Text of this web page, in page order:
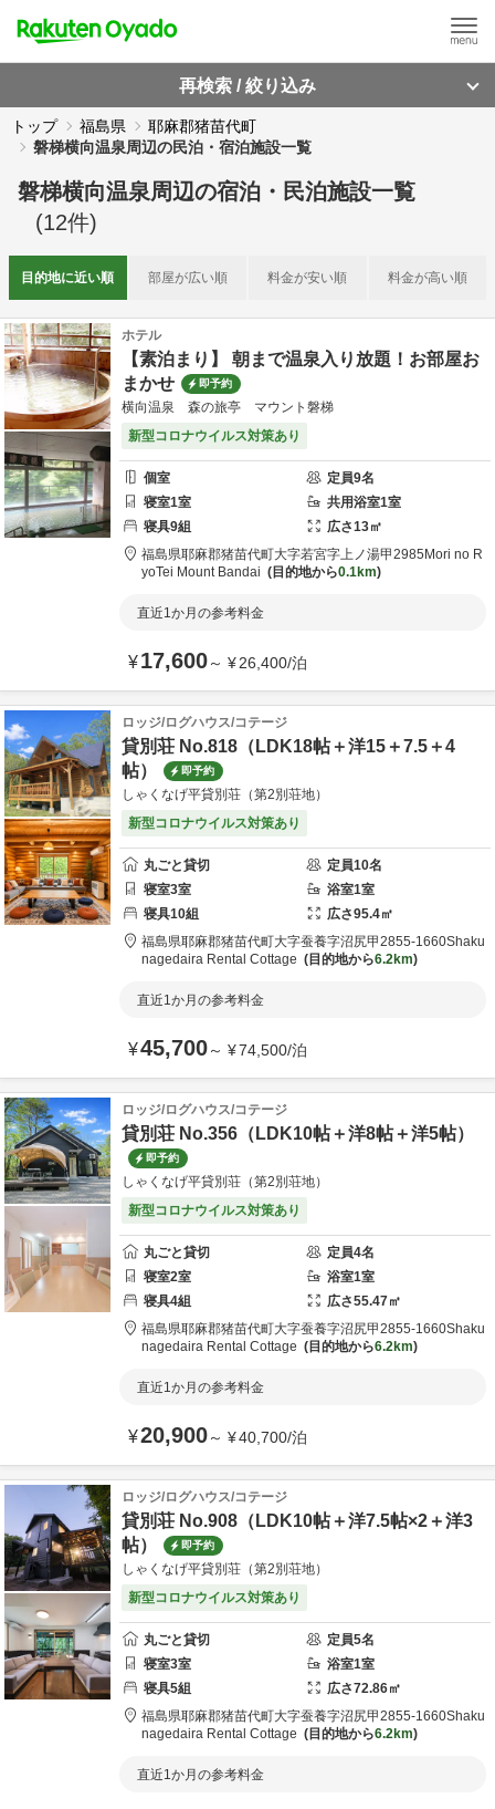
再検索 / 絞り込み
トップ 福島県
耶麻郡猪苗代町
磐梯横向温泉周辺の民泊・宿泊施設一覧
磐梯横向温泉周辺の宿泊・民泊施設一覧
(12件)
目的地に近い順 部屋が広い順 料金が安い順 料金が高い順
ホテル
【素泊まり】 朝まで温泉入り放題！お部屋お
まかせ
即予約
横向温泉 森の旅亭 マウント磐梯
新型コロナウイルス対策あり
個室 定員9名
寝室1室 共用浴室1室
寝具9組 広さ13㎡
福島県耶麻郡猪苗代町大字若宮字上ノ湯甲2985 Mori no R
yoTei Mount Bandai
目的地から0.1km
直近1か月の参考料金
¥17,600～ ¥26,400/泊
ロッジ/ログハウス/コテージ
貸別荘 No.818（LDK18帖＋洋15＋7.5＋4
帖）
即予約
しゃくなげ平貸別荘（第2別荘地）
新型コロナウイルス対策あり
丸ごと貸切 定員10名
寝室3室 浴室1室
寝具10組 広さ95.4㎡
福島県耶麻郡猪苗代町大字蚕養字沼尻甲2855-1660Shaku
nagedaira Rental Cottage
目的地から6.2km
直近1か月の参考料金
¥45,700～ ¥74,500/泊
ロッジ/ログハウス/コテージ
貸別荘 No.356（LDK10帖＋洋8帖＋洋5帖）
即予約
しゃくなげ平貸別荘（第2別荘地）
新型コロナウイルス対策あり
丸ごと貸切 定員4名
寝室2室 浴室1室
寝具4組 広さ55.47㎡
福島県耶麻郡猪苗代町大字蚕養字沼尻甲2855-1660Shaku
nagedaira Rental Cottage
目的地から6.2km
直近1か月の参考料金
¥20,900～ ¥40,700/泊
ロッジ/ログハウス/コテージ
貸別荘 No.908（LDK10帖＋洋7.5帖×2＋洋3
帖）
即予約
しゃくなげ平貸別荘（第2別荘地）
新型コロナウイルス対策あり
丸ごと貸切 定員5名
寝室3室 浴室1室
寝具5組 広さ72.86㎡
福島県耶麻郡猪苗代町大字蚕養字沼尻甲2855-1660Shaku
nagedaira Rental Cottage
目的地から6.2km
直近1か月の参考料金